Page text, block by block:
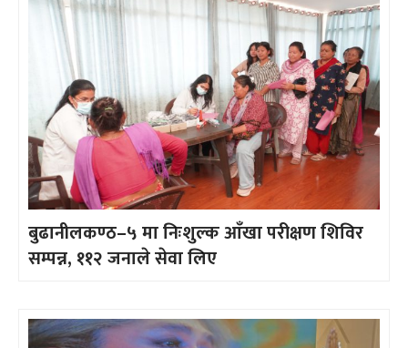
बुढानीलकण्ठ–५ मा निःशुल्क आँखा परीक्षण शिविर
सम्पन्न, ११२ जनाले सेवा लिए